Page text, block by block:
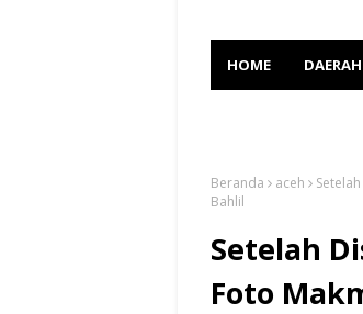
HOME DAERAH
Beranda aceh
Bahlil
Setelah
Foto